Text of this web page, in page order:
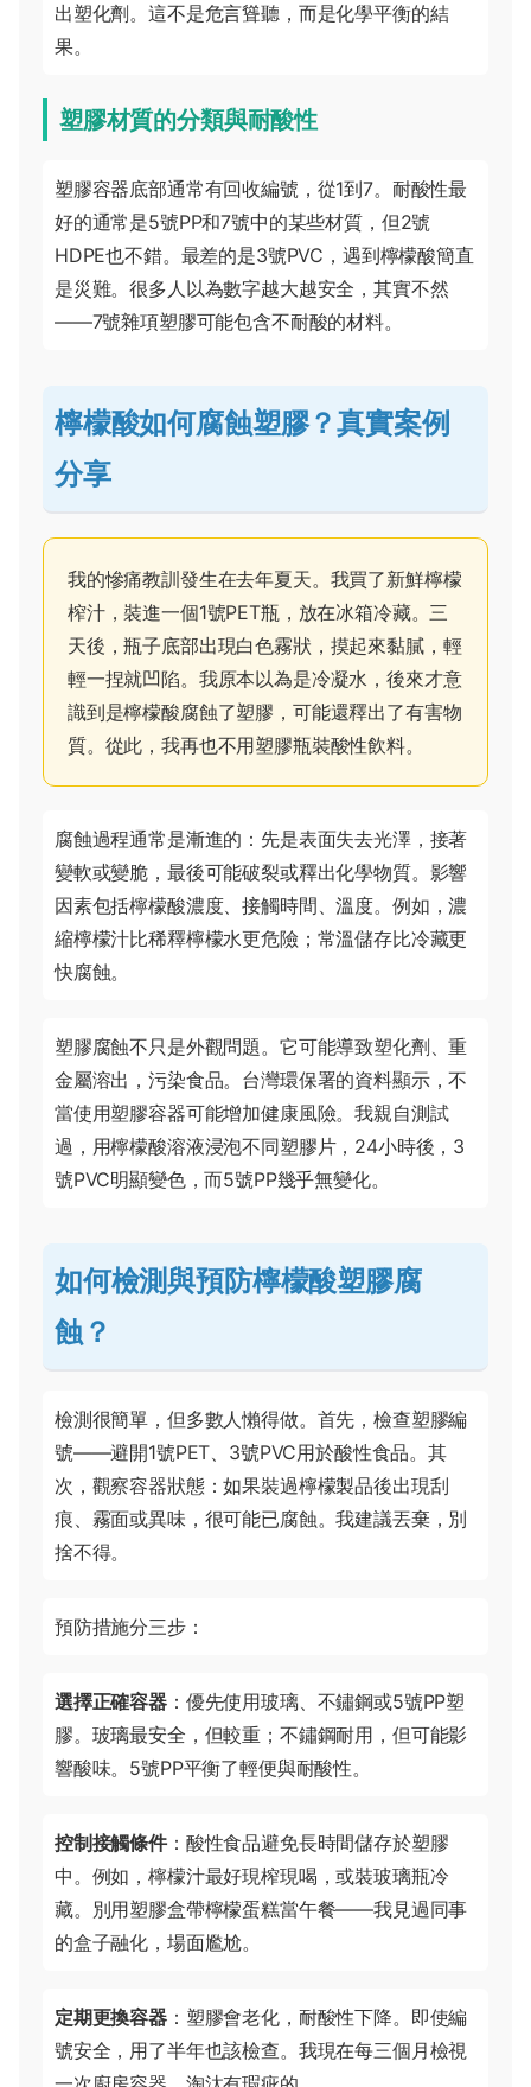
出塑化劑。這不是危言聳聽，而是化學平衡的結
果。
塑膠材質的分類與耐酸性
塑膠容器底部通常有回收編號，從1到7。耐酸性最
好的通常是5號PP和7號中的某些材質，但2號
HDPE也不錯。最差的是3號PVC，遇到檸檬酸簡直
是災難。很多人以為數字越大越安全，其實不然
——7號雜項塑膠可能包含不耐酸的材料。
檸檬酸如何腐蝕塑膠？真實案例
分享
我的慘痛教訓發生在去年夏天。我買了新鮮檸檬
榨汁，裝進一個1號PET瓶，放在冰箱冷藏。三
天後，瓶子底部出現白色霧狀，摸起來黏膩，輕
輕一捏就凹陷。我原本以為是冷凝水，後來才意
識到是檸檬酸腐蝕了塑膠，可能還釋出了有害物
質。從此，我再也不用塑膠瓶裝酸性飲料。
腐蝕過程通常是漸進的：先是表面失去光澤，接著
變軟或變脆，最後可能破裂或釋出化學物質。影響
因素包括檸檬酸濃度、接觸時間、溫度。例如，濃
縮檸檬汁比稀釋檸檬水更危險；常溫儲存比冷藏更
快腐蝕。
塑膠腐蝕不只是外觀問題。它可能導致塑化劑、重
金屬溶出，污染食品。台灣環保署的資料顯示，不
當使用塑膠容器可能增加健康風險。我親自測試
過，用檸檬酸溶液浸泡不同塑膠片，24小時後，3
號PVC明顯變色，而5號PP幾乎無變化。
如何檢測與預防檸檬酸塑膠腐
蝕？
檢測很簡單，但多數人懶得做。首先，檢查塑膠編
號——避開1號PET、3號PVC用於酸性食品。其
次，觀察容器狀態：如果裝過檸檬製品後出現刮
痕、霧面或異味，很可能已腐蝕。我建議丟棄，別
捨不得。
預防措施分三步：
選擇正確容器：優先使用玻璃、不鏽鋼或5號PP塑
膠。玻璃最安全，但較重；不鏽鋼耐用，但可能影
響酸味。5號PP平衡了輕便與耐酸性。
控制接觸條件：酸性食品避免長時間儲存於塑膠
中。例如，檸檬汁最好現榨現喝，或裝玻璃瓶冷
藏。別用塑膠盒帶檸檬蛋糕當午餐——我見過同事
的盒子融化，場面尷尬。
定期更換容器：塑膠會老化，耐酸性下降。即使編
號安全，用了半年也該檢查。我現在每三個月檢視